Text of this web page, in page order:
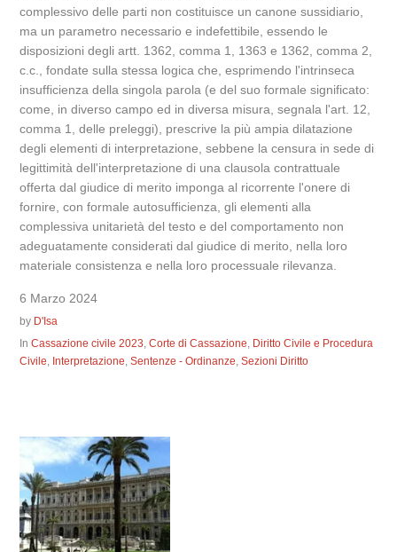
complessivo delle parti non costituisce un canone sussidiario,
ma un parametro necessario e indefettibile, essendo le
disposizioni degli artt. 1362, comma 1, 1363 e 1362, comma 2,
c.c., fondate sulla stessa logica che, esprimendo l'intrinseca
insufficienza della singola parola (e del suo formale significato:
come, in diverso campo ed in diversa misura, segnala l'art. 12,
comma 1, delle preleggi), prescrive la più ampia dilatazione
degli elementi di interpretazione, sebbene la censura in sede di
legittimità dell'interpretazione di una clausola contrattuale
offerta dal giudice di merito imponga al ricorrente l'onere di
fornire, con formale autosufficienza, gli elementi alla
complessiva unitarietà del testo e del comportamento non
adeguatamente considerati dal giudice di merito, nella loro
materiale consistenza e nella loro processuale rilevanza.
6 Marzo 2024
by D'Isa
InCassazione civile 2023,Corte di Cassazione, Diritto Civile e Procedura
Civile, Interpretazione,Sentenze - Ordinanze,Sezioni Diritto